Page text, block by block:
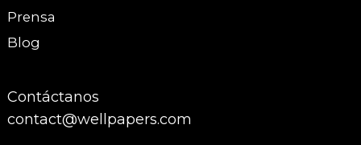
Prensa
Blog
Contáctanos
contact@wellpapers.com